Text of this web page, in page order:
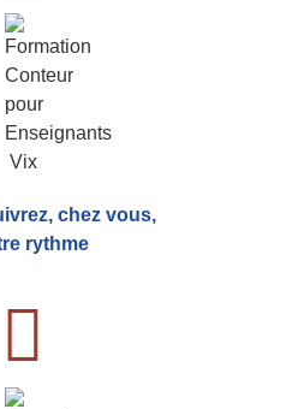
chez vous,
rythme